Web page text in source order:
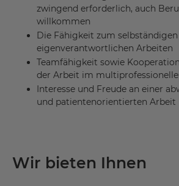
zwingend erforderlich, auch
willkommen
Die Fähigkeit zum
eigenverantwortlichen Arbeiten
Teamfähigkeit sowie
der Arbeit im
Interesse und Freude an einer
und patientenorientierten Arbeit
Wir bieten Ihnen